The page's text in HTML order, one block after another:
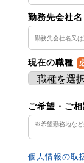
勤務先会社名
現在の職種
ご希望・ご
個人情報の取